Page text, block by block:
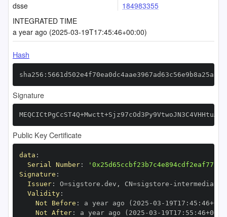
dsse
184983355
INTEGRATED TIME
a year ago (2025-03-19T17:45:46+00:00)
Hash
Signature
Public Key Certificate
data :
Serial Number:
Signature :
Issuer: O=sigstore.dev , CN=sigstore -
Validity:
Not Before : a year ago (2025 -03 - 19T17 : 45 : 46+00
Not After: a year ago (2025 -03 - 19T17 : 55 : 46+00